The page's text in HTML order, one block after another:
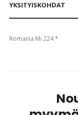
YKSITYISKOHDAT
Romania Mi 224 *